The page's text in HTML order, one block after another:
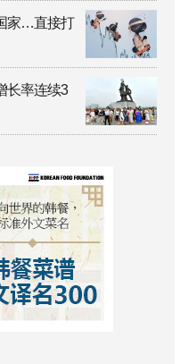
家…直接打
长率连续3